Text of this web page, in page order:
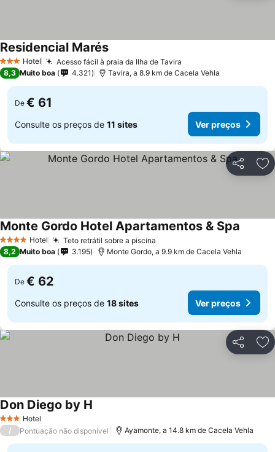
3 EstrelasHotel Acesso fácil à praia da Ilha de Tavira
Residencial MarésVer preços
8,3 Muito boa 4.321 Tavira, a 8.9 km de Cacela Vehla
De € 61
Consulte os preços de 11 sites Ver preços
Partilhar
4 EstrelasHotel Teto retrátil sobre a piscina
Monte Gordo Hotel Apartamentos & Spa
8,2 Muito boa 3.195 Monte Gordo, a 9.9 km de Cacela Vehla
De € 62
Consulte os preços de 18 sites Ver preços
Partilhar
3 EstrelasHotel
Don Diego by H
/ Pontuação não disponível Ayamonte, a 14.8 km de Cacela Vehla